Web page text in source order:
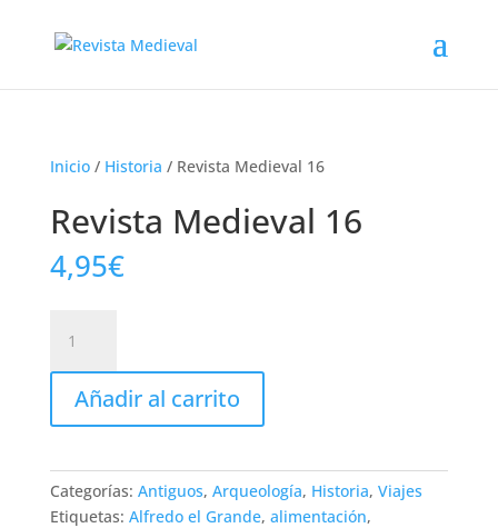
Inicio/ Historia / Revista Medieval 16
Revista Medieval 16
4,95€
Medieval
16
cantidad
Añadir al carrito
Categorías: Antiguos, Arqueología, Historia, Viajes
Etiquetas: Alfredo el Grande, alimentación,